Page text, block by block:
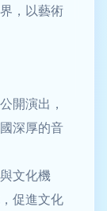
，以藝術
開演出，
深厚的音
文化機
促進文化